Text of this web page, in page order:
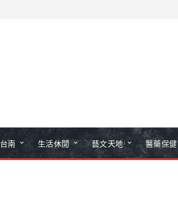
台南 生活休閒 藝文天地 醫藥保健